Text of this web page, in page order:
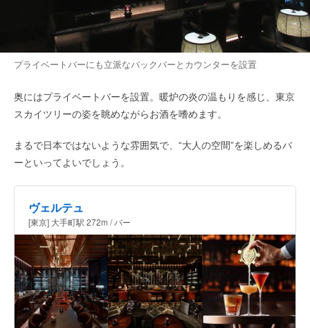
プライベートバーにも立派なバックバーとカウンターを設置
奥にはプライベートバーを設置。暖炉の炎の温もりを感じ、東京
スカイツリーの姿を眺めながらお酒を嗜めます。
まるで日本ではないような雰囲気で、“大人の空間”を楽しめるバ
ーといってよいでしょう。
ヴェルテュ
[東京] 大手町駅 272m / バー